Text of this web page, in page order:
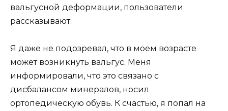
вальгусной деформации, пользователи
рассказывают:
Я даже не подозревал, что в моем возрасте
может возникнуть вальгус. Меня
информировали, что это связано с
дисбалансом минералов, носил
ортопедическую обувь. К счастью, я попал на